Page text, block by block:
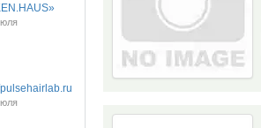
pulsehairlab.ru